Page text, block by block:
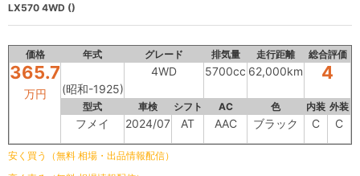
LX570 4WD ()
価格 年式 グレード 排気量 走行距離 総合評価
365.7
万円 (昭和-1925)
4WD 5700cc 62,000km 4
型式 車検 シフト AC 色 内装 外装
フメイ 2024/07 AT AAC ブラック C C
安く買う（無料 相場・出品情報配信）